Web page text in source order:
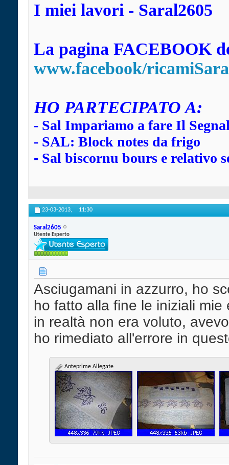
I miei lavori - Saral2605
La pagina FACEBOOK
www.facebook/ricamiSara
HO PARTECIPATO A:
- Sal Impariamo a fare Il
- SAL: Block notes da frigo
- Sal biscornu bours e relativo
23-03-2013, 11:30
Saral2605
Utente Esperto
Asciugamani in azzurro, ho
ho fatto alla fine le iniziali mie
in realtà non era voluto,
ho rimediato all'errore in
Anteprime Allegate